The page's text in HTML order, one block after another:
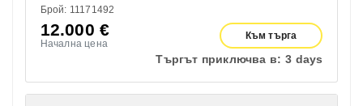
Брой: 11171492
12.000 €
Начална цена
Към търга
Търгът приключва в: 3 days